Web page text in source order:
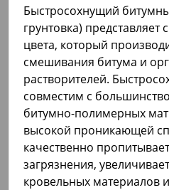
Быстросохнущий
грунтовка) представляет
цвета, который
смешивания битума и
растворителей.
совместим с
битумно-полимерных
высокой проникающей
качественно
загрязнения,
кровельных материалов